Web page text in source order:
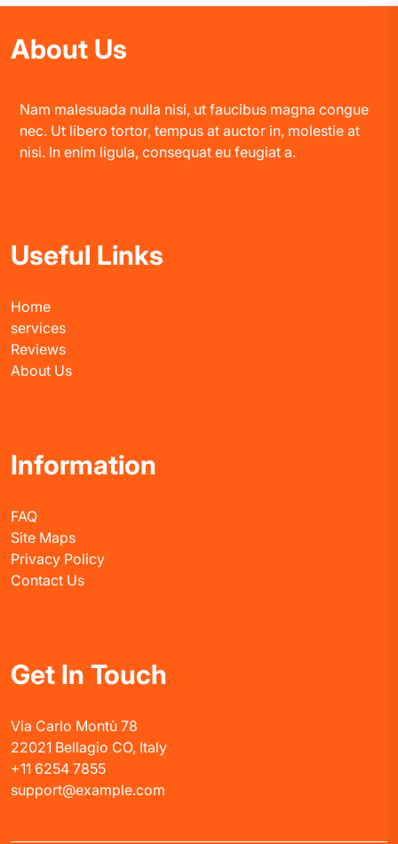
About Us
Nam malesuada nulla nisi, ut faucibus magna congue
nec. Ut libero tortor, tempus at auctor in, molestie at
nisi. In enim ligula, consequat eu feugiat a.
Useful Links
Home
services
Reviews
About Us
Information
FAQ
Site Maps
Privacy Policy
Contact Us
Get In Touch
Via Carlo Montù 78
22021 Bellagio CO, Italy
+11 6254 7855
support@example.com